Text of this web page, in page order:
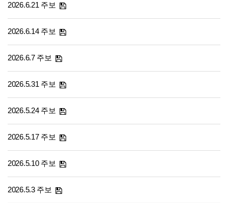
2026.6.21 주보
2026.6.14 주보
2026.6.7 주보
2026.5.31 주보
2026.5.24 주보
2026.5.17 주보
2026.5.10 주보
2026.5.3 주보